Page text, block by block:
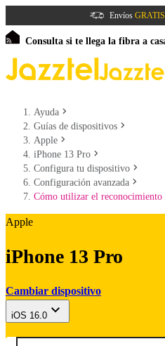
Envíos GRATIS
Consulta si te llega la fibra a
Ayuda
Guías de dispositivos
Apple
iPhone 13 Pro
Configura tu dispositivo
Configuración avanzada
Cómo utilizar el
Apple
iPhone 13 Pro
Cambiar dispositivo
iOS 16.0